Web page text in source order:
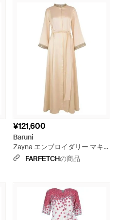
¥121,600
Baruni
Zayna エンブロイダリー マキシ
ドレス - ナチュラル
FARFETCHの商品